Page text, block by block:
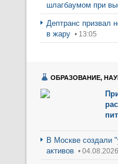
шлагбаумом при
Дептранс призвал
в жару • 13:05
ОБРАЗОВАНИЕ,
В Москве создали
активов • 04.08.2026